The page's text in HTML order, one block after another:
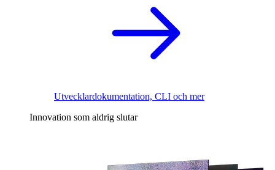
Utvecklardokumentation, CLI och mer
Innovation som aldrig slutar